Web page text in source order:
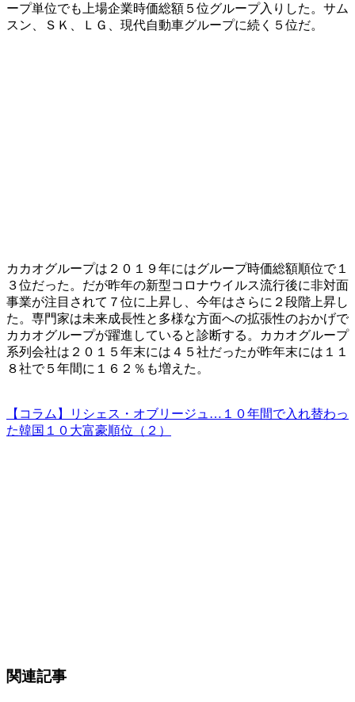
ープ単位でも上場企業時価総額５位グループ入りした。サム
スン、ＳＫ、ＬＧ、現代自動車グループに続く５位だ。
カカオグループは２０１９年にはグループ時価総額順位で１
３位だった。だが昨年の新型コロナウイルス流行後に非対面
事業が注目されて７位に上昇し、今年はさらに２段階上昇し
た。専門家は未来成長性と多様な方面への拡張性のおかげで
カカオグループが躍進していると診断する。カカオグループ
系列会社は２０１５年末には４５社だったが昨年末には１１
８社で５年間に１６２％も増えた。
【コラム】リシェス・オブリージュ…１０年間で入れ替わっ
た韓国１０大富豪順位（２）
関連記事